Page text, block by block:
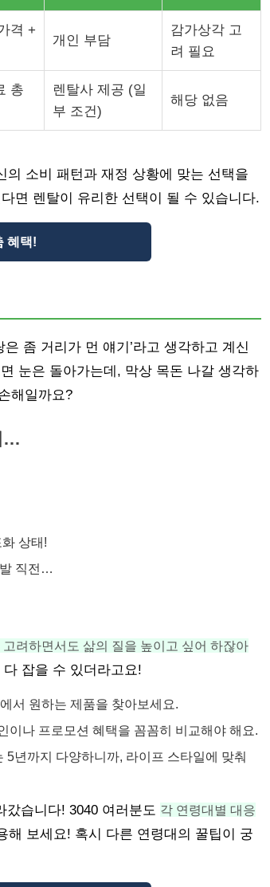
격 +
개인 부담
감가상각 고
려 필요
총
렌탈사 제공 (일
부 조건)
해당 없음
의 소비 패턴과 재정 상황에 맞는 선택을
면 렌탈이 유리한 선택이 될 수 있습니다.
혜택!
좀 거리가 먼 얘기’라고 생각하고 계신
눈은 돌아가는데, 막상 목돈 나갈 생각하
해일까요?
…
상태!
발 직전…
고려하면서도 삶의 질을 높이고 싶어 하잖아
잡을 수 있더라고요!
서 원하는 제품을 찾아보세요.
이나 프로모션 혜택을 꼼꼼히 비교해야 해요.
5년까지 다양하니까, 라이프 스타일에 맞춰
습니다! 3040 여러분도 각 연령대별 대응
해 보세요! 혹시 다른 연령대의 꿀팁이 궁